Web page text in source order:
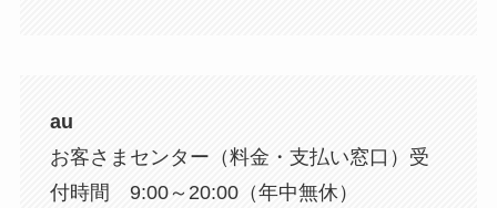
au
お客さまセンター（料金・支払い窓口）受
付時間 9:00～20:00（年中無休）